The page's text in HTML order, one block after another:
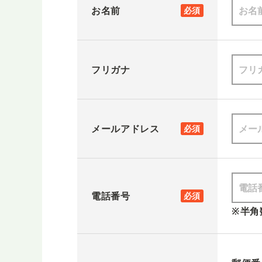
お名前 必須
フリガナ
メールアドレス 必須
電話番号 必須
※半角